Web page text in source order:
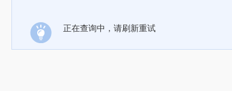
正在查询中，请刷新重试